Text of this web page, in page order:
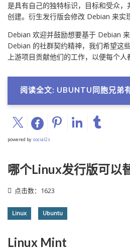
是具有自己的独特标识，目标和受众
创建。衍生发行版会修改 Debian 来实
Debian 欢迎并鼓励想要基于 Debian
Debian 的社群契约精神，我们希望这
上游项目贡献他们的工作，以便每个人
阅读全文: UBUNTU同胞兄弟
powered by social2s
哪个Linux发行版可以
点击数：1623
Linux Ubuntu
Linux Mint